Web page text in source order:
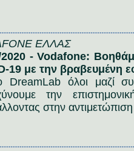
ΕΛΛΑΣ
- Vodafone:
19 με την βραβευμένη
DreamLab όλοι μαζί
την
στην